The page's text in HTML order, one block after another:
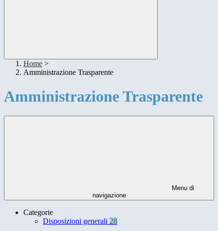
Home >
Amministrazione Trasparente
Amministrazione Trasparente
Menu di
navigazione
Categorie
Disposizioni generali 28